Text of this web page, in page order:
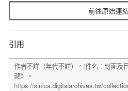
前往原始連
引用